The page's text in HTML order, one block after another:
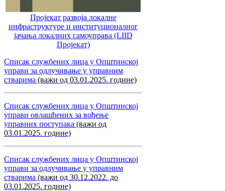
Пројекат развоја локалне
инфраструктуре и институционалног
јачања локалних самоуправa (LIID
Пројекат)
Списак службених лица у Општинској
управи за одлучивање у управним
стварима (важи од 03.01.2025. године)
Списак службених лица у Општинској
управи овлашћених за вођење
управних поступака (важи од
03.01.2025. године)
Списак службених лица у Општинској
управи за одлучивање у управним
стварима (важи од 30.12.2022. до
03.01.2025. године)